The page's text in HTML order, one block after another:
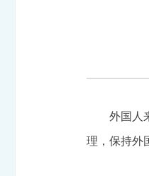
外国人
理，保持外